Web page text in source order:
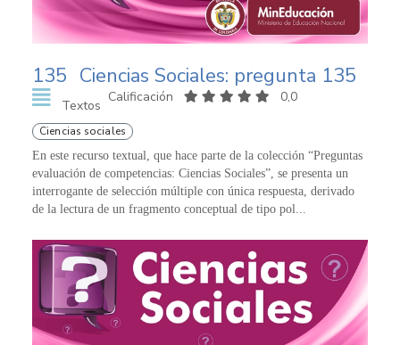
135 Ciencias Sociales: pregunta 135
Textos
Calificación 0,0
Ciencias sociales
En este recurso textual, que hace parte de la colección “Preguntas
evaluación de competencias: Ciencias Sociales”, se presenta un
interrogante de selección múltiple con única respuesta, derivado
de la lectura de un fragmento conceptual de tipo pol...